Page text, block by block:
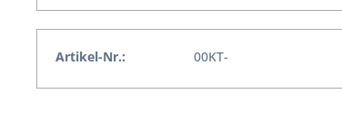
Artikel-Nr.: 00KT-